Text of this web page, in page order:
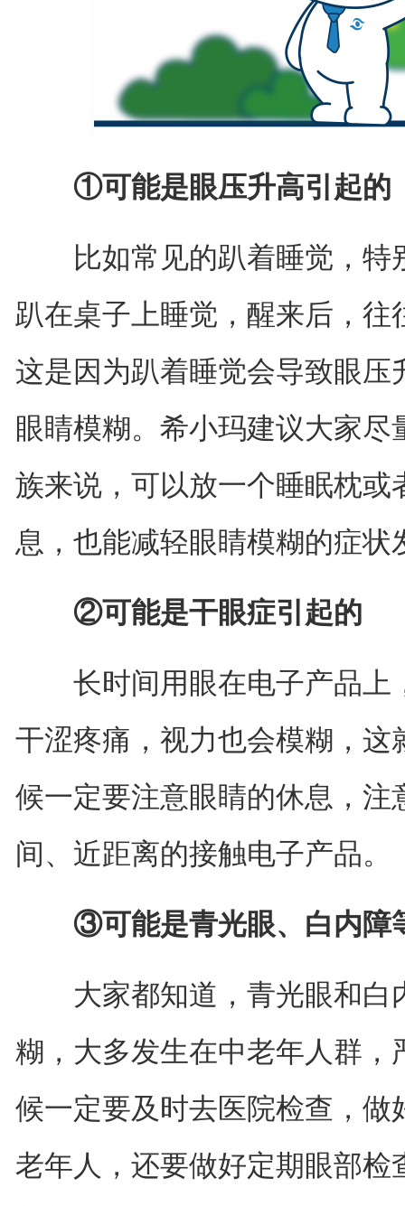
①可能是眼压升高引起的
比如常见的趴着睡觉，特
趴在桌子上睡觉，醒来后，
这是因为趴着睡觉会导致眼
眼睛模糊。希小玛建议大家
族来说，可以放一个睡眠枕或
息，也能减轻眼睛模糊的症状
②可能是干眼症引起的
长时间用眼在电子产品上
干涩疼痛，视力也会模糊，
候一定要注意眼睛的休息，注
间、近距离的接触电子产品。
③可能是青光眼、白内障
大家都知道，青光眼和白
糊，大多发生在中老年人群
候一定要及时去医院检查，
老年人，还要做好定期眼部